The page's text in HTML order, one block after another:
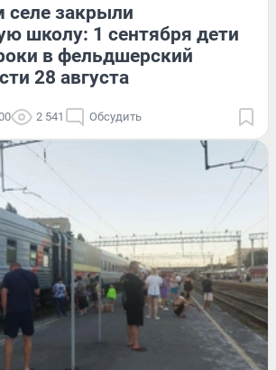
селе закрыли
школу: 1 сентября дети
в фельдшерский
28 августа
2 541 Обсудить